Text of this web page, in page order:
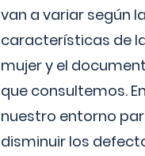
van a variar según
características de
mujer y el
que consultemos. En
nuestro entorno
disminuir los